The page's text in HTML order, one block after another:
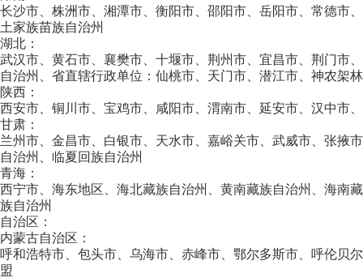
长沙市、株洲市、湘潭市、衡阳市、邵阳市、岳阳市、常德市
土家族苗族自治州
湖北：
武汉市、黄石市、襄樊市、十堰市、荆州市、宜昌市、荆门市
自治州、省直辖行政单位：仙桃市、天门市、潜江市、神农架
陕西：
西安市、铜川市、宝鸡市、咸阳市、渭南市、延安市、汉中市
甘肃：
兰州市、金昌市、白银市、天水市、嘉峪关市、武威市、张掖
自治州、临夏回族自治州
青海：
西宁市、海东地区、海北藏族自治州、黄南藏族自治州、海南
族自治州
自治区：
内蒙古自治区：
呼和浩特市、包头市、乌海市、赤峰市、鄂尔多斯市、呼伦贝
盟